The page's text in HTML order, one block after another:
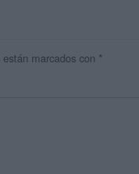
marcados con *